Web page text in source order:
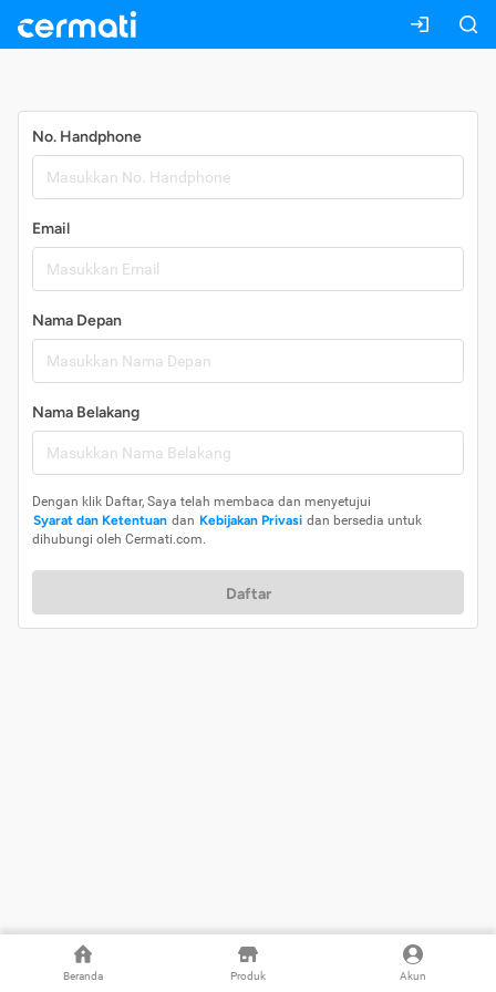
Beranda Produk Akun
No. Handphone
Email
Nama Depan
Nama Belakang
Dengan klik Daftar, Saya telah membaca dan menyetujui
Syarat dan Ketentuan dan Kebijakan Privasi dan bersedia untuk
dihubungi oleh Cermati.com.
Daftar